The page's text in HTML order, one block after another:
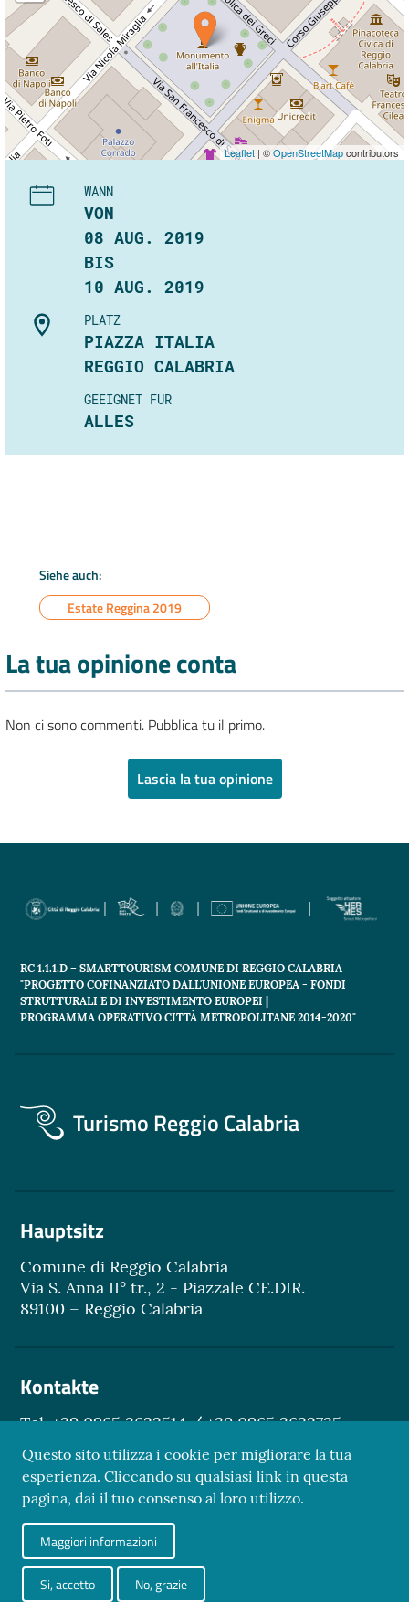
Leaflet | ©OpenStreetMapcontributors
WANN
VON
08 AUG. 2019
BIS
10 AUG. 2019
PLATZ
PIAZZA ITALIA
REGGIO CALABRIA
GEEIGNET FÜR
ALLES
Siehe auch:
Estate Reggina 2019
La tua opinione conta
Non ci sono commenti. Pubblica tu il primo.
Lascia la tua opinione
RC 1.1.1.D – SMARTTOURISM COMUNE DI REGGIO CALABRIA
"PROGETTO COFINANZIATO DALL'UNIONE EUROPEA - FONDI
STRUTTURALI E DI INVESTIMENTO EUROPEI |
PROGRAMMA OPERATIVO CITTÀ METROPOLITANE 2014-2020"
Turismo Reggio Calabria
Hauptsitz
Comune di Reggio Calabria
Via S. Anna II° tr., 2 - Piazzale CE.DIR.
89100 – Reggio Calabria
Kontakte
Tel. +39 0965 3622514 / +39 0965 3622735
Sezione Link Utili
Datenschutz Credits
Questo sito utilizza i cookie per migliorare la tua
esperienza. Cliccando su qualsiasi link in questa
pagina, dai il tuo consenso al loro utilizzo.
Maggiori informazioni
Si, accetto No, grazie